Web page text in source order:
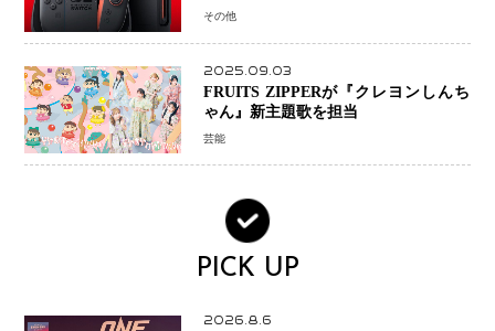
ッチオンライン」も引き上げ
その他
2025.09.03
FRUITS ZIPPERが『クレヨンしんち
ゃん』新主題歌を担当
芸能
PICK UP
2026.8.6